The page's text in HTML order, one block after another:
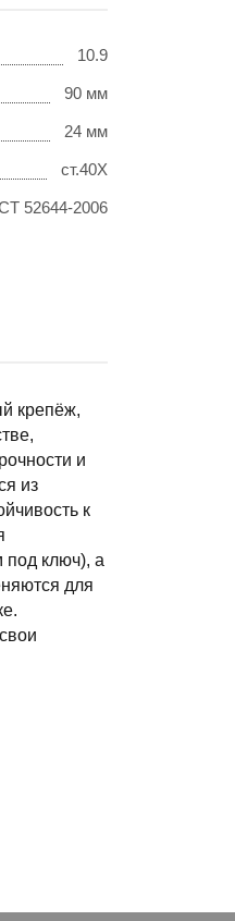
10.9
90 мм
24 мм
ст.40Х
52644-2006
крепёж,
и
из
к
под ключ), а
для